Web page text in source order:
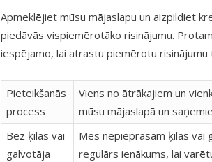
Apmeklējiet mūsu mājaslapu un aizpildiet
piedāvās vispiemērotāko risinājumu.
iespējamo, lai atrastu piemērotu risinājumu
Pieteikšanās
process
Viens no ātrākajiem un
mūsu mājaslapā un
Bez ķīlas vai
galvotāja
Mēs nepieprasam ķīlas vai
regulārs ienākums, lai